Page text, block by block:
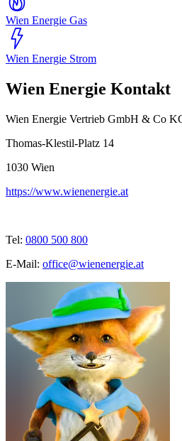
Wien Energie Gas
Wien Energie Strom
Wien Energie Kontakt
Wien Energie Vertrieb GmbH & Co
Thomas-Klestil-Platz 14
1030 Wien
https://www.wienenergie.at
Tel: 0800 500 800
E-Mail: office@wienenergie.at